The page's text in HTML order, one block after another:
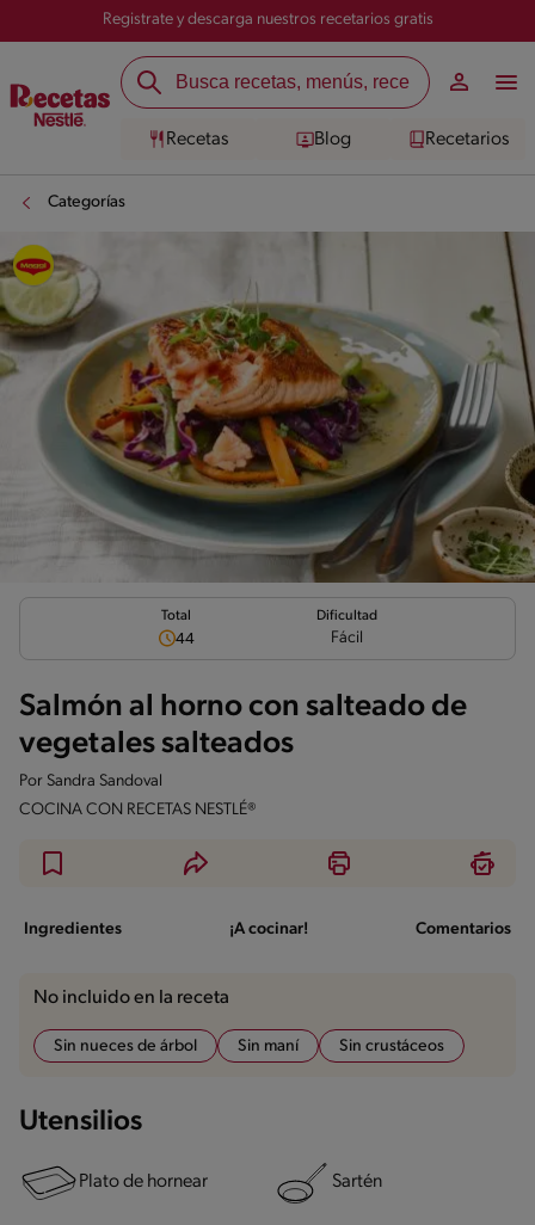
Registrate y descarga nuestros recetarios gratis
Recetas Blog Recetarios
Categorías
Total
44
Dificultad
Fácil
Salmón al horno con salteado de
vegetales salteados
Por Sandra Sandoval
COCINA CON RECETAS NESTLÉ®
Ingredientes ¡A cocinar! Comentarios
No incluido en la receta
Sin nueces de árbol Sin maní Sin crustáceos
Utensilios
Plato de hornear Sartén